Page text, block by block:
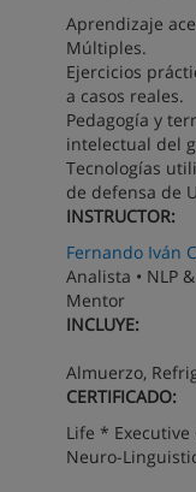
Aprendizaje
Múltiples.
Ejercicios
a casos reales.
Pedagogía y
intelectual del
Tecnologías
de defensa de
INSTRUCTOR:
Fernando Iván
Analista • NLP
Mentor
INCLUYE:
Almuerzo,
CERTIFICADO:
Life *
Neuro-